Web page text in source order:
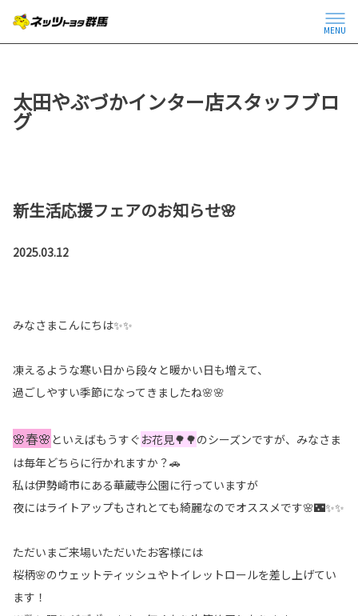
MENU
太田やぶづかインター店スタッフブロ
グ
新生活応援フェアのお知らせ🌸
2025.03.12
みなさまこんにちは✨✨
凍えるような寒い日から段々と暖かい日も増えて、
過ごしやすい季節になってきましたね🌸🌸
🌸春🌸 といえばもうすぐ お花見🌳🌳のシーズンですが、みなさま
は毎年どちらに行かれますか？🚗
私は伊勢崎市にある華蔵寺公園に行っていますが
夜にはライトアップもされとても綺麗なのでオススメです🌸🌃✨✨
ただいまご来場いただいたお客様には
桜柄🌸のウェットティッシュやトイレットロールを差し上げてい
ます！